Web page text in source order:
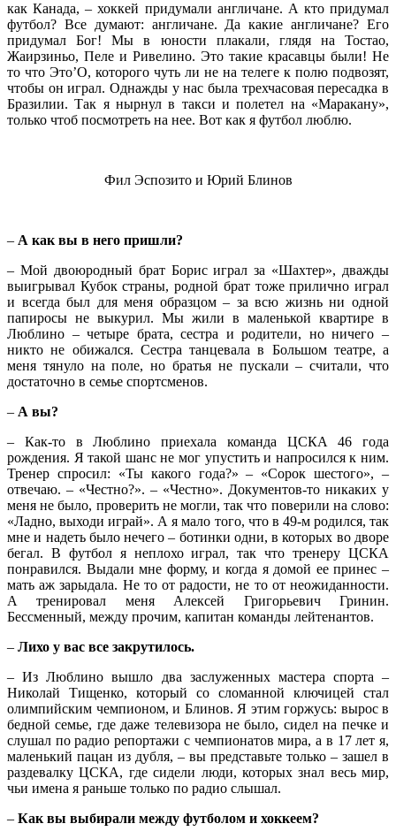
как Канада, – хоккей придумали англичане. А кто придумал
футбол? Все думают: англичане. Да какие англичане? Его
придумал Бог! Мы в юности плакали, глядя на Тостао,
Жаирзиньо, Пеле и Ривелино. Это такие красавцы были! Не
то что Это’О, которого чуть ли не на телеге к полю подвозят,
чтобы он играл. Однажды у нас была трехчасовая пересадка в
Бразилии. Так я нырнул в такси и полетел на «Маракану»,
только чтоб посмотреть на нее. Вот как я футбол люблю.
Фил Эспозито и Юрий Блинов
– А как вы в него пришли?
– Мой двоюродный брат Борис играл за «Шахтер», дважды
выигрывал Кубок страны, родной брат тоже прилично играл
и всегда был для меня образцом – за всю жизнь ни одной
папиросы не выкурил. Мы жили в маленькой квартире в
Люблино – четыре брата, сестра и родители, но ничего –
никто не обижался. Сестра танцевала в Большом театре, а
меня тянуло на поле, но братья не пускали – считали, что
достаточно в семье спортсменов.
– А вы?
– Как-то в Люблино приехала команда ЦСКА 46 года
рождения. Я такой шанс не мог упустить и напросился к ним.
Тренер спросил: «Ты какого года?» – «Сорок шестого», –
отвечаю. – «Честно?». – «Честно». Документов-то никаких у
меня не было, проверить не могли, так что поверили на слово:
«Ладно, выходи играй». А я мало того, что в 49-м родился, так
мне и надеть было нечего – ботинки одни, в которых во дворе
бегал. В футбол я неплохо играл, так что тренеру ЦСКА
понравился. Выдали мне форму, и когда я домой ее принес –
мать аж зарыдала. Не то от радости, не то от неожиданности.
А тренировал меня Алексей Григорьевич Гринин.
Бессменный, между прочим, капитан команды лейтенантов.
– Лихо у вас все закрутилось.
– Из Люблино вышло два заслуженных мастера спорта –
Николай Тищенко, который со сломанной ключицей стал
олимпийским чемпионом, и Блинов. Я этим горжусь: вырос в
бедной семье, где даже телевизора не было, сидел на печке и
слушал по радио репортажи с чемпионатов мира, а в 17 лет я,
маленький пацан из дубля, – вы представьте только – зашел в
раздевалку ЦСКА, где сидели люди, которых знал весь мир,
чьи имена я раньше только по радио слышал.
– Как вы выбирали между футболом и хоккеем?